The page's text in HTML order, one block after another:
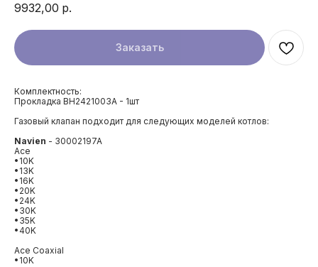
9932,00 р.
Заказать
Комплектность:
Прокладка BH2421003A - 1шт
Газовый клапан подходит для следующих моделей котлов:
Navien - 30002197A
Ace
•10K
•13K
•16K
•20K
•24K
•30K
•35K
•40K
Ace Coaxial
•10K